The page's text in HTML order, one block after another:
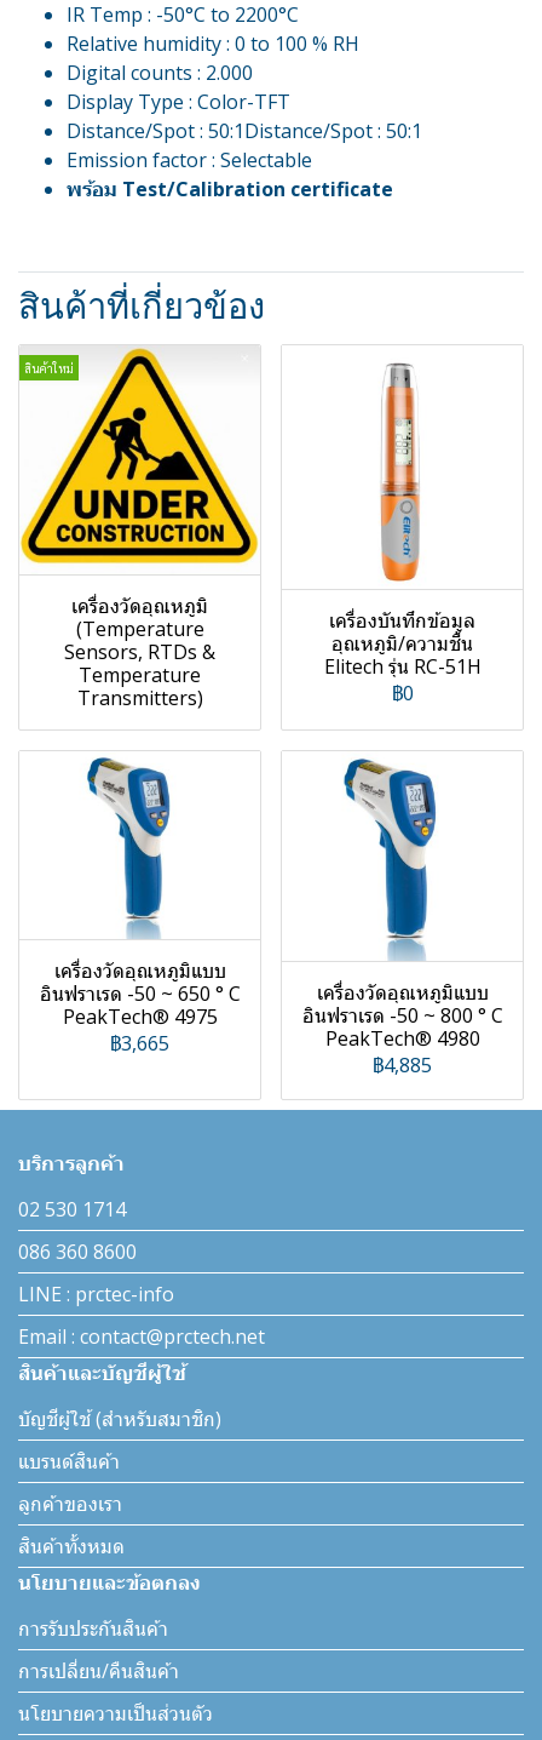
IR Temp : -50°C to 2200°C
Relative humidity : 0 to 100 % RH
Digital counts : 2.000
Display Type : Color-TFT
Distance/Spot : 50:1Distance/Spot : 50:1
Emission factor : Selectable
พร้อม Test/Calibration certificate
สินค้าที่เกี่ยวข้อง
สินค้าใหม่
เครื่องวัดอุณหภูมิ
(Temperature
Sensors, RTDs &
Temperature
Transmitters)
เครื่องบันทึกข้อมูล
อุณหภูมิ/ความชื้น
Elitech รุ่น RC-51H
฿0
เครื่องวัดอุณหภูมิแบบ
อินฟราเรด -50 ~ 650 ° C
PeakTech® 4975
฿3,665
เครื่องวัดอุณหภูมิแบบ
อินฟราเรด -50 ~ 800 ° C
PeakTech® 4980
฿4,885
บริการลูกค้า
02 530 1714
086 360 8600
LINE : prctec-info
Email : contact@prctech.net
สินค้าและบัญชีผู้ใช้
บัญชีผู้ใช้ (สำหรับสมาชิก)
แบรนด์สินค้า
ลูกค้าของเรา
สินค้าทั้งหมด
นโยบายและข้อตกลง
การรับประกันสินค้า
การเปลี่ยน/คืนสินค้า
นโยบายความเป็นส่วนตัว